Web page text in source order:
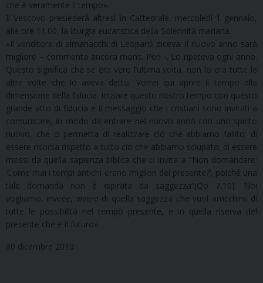
che è veramente il tempo».
Il Vescovo presiederà altresì in Cattedrale, mercoledì 1 gennaio,
alle ore 11.00, la liturgia eucaristica della Solennità mariana.
«Il venditore di almanacchi di Leopardi diceva: il nuovo anno sarà
migliore – commenta ancora mons. Peri -. Lo ripeteva ogni anno.
Questo significa che se era vero l’ultima volta, non lo era tutte le
altre volte che lo aveva detto. Vorrei qui aprire il tempo alla
dimensione della fiducia. Iniziare questo nostro tempo con questo
grande atto di fiducia è il messaggio che i cristiani sono invitati a
comunicare, in modo da entrare nel nuovo anno con uno spirito
nuovo, che ci permetta di realizzare ciò che abbiamo fallito; di
essere risorsa rispetto a tutto ciò che abbiamo sciupato; di essere
mossi da quella sapienza biblica che ci invita a “Non domandare:
‘Come mai i tempi antichi erano migliori del presente?’, poiché una
tale domanda non è ispirata da saggezza”(Qo 7,10). Noi
vogliamo, invece, vivere di quella saggezza che vuol arricchirsi di
tutte le possibilità nel tempo presente, e in quella riserva del
presente che è il futuro».
30 dicembre 2013